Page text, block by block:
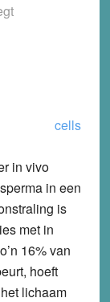
in vivo
in een
is
met in
16% van
hoeft
lichaam